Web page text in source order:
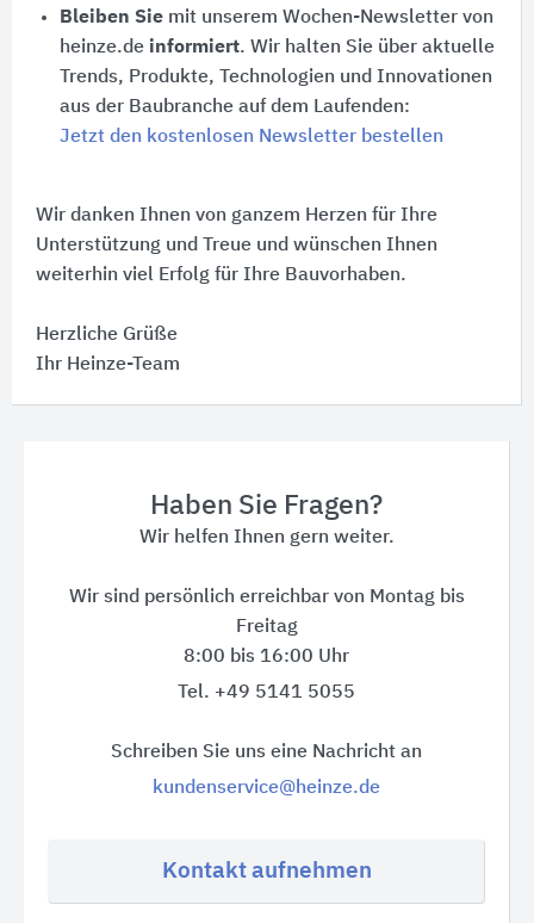
Haben Sie Fragen?
Wir helfen Ihnen gern weiter.
Wir sind persönlich erreichbar von Montag bis
Freitag
8:00 bis 16:00 Uhr
Tel. +49 5141 5055
Schreiben Sie uns eine Nachricht an
kundenservice@heinze.de
Kontakt aufnehmen
Bleiben Sie mit unserem Wochen-Newsletter von
heinze.de informiert. Wir halten Sie über aktuelle
Trends, Produkte, Technologien und Innovationen
aus der Baubranche auf dem Laufenden:
Jetzt den kostenlosen Newsletter bestellen
Wir danken Ihnen von ganzem Herzen für Ihre
Unterstützung und Treue und wünschen Ihnen
weiterhin viel Erfolg für Ihre Bauvorhaben.
Herzliche Grüße
Ihr Heinze-Team